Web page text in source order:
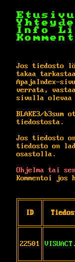
Info
Jos tiedosto
takaa
ApajaIndex-
verrata,
sivulla olevaa
BLAKE3/
tiedostosta.
Jos tiedosto
tiedosto on
osastolla.
Ohjelma tai
Kommentoi
ID
22501